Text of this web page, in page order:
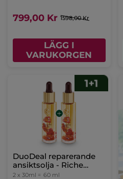
799,00 Kr 1598,00 Kr
LÄGG I
VARUKORGEN
DuoDeal reparerande
ansiktsolja - Riche
Crème
2 x 30ml = 60 ml